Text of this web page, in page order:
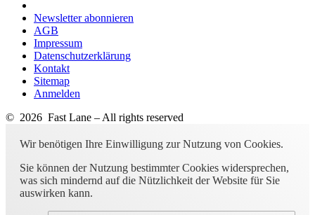
Newsletter abonnieren
AGB
Impressum
Datenschutzerklärung
Kontakt
Sitemap
Anmelden
© 2026 Fast Lane – All rights reserved
Wir benötigen Ihre Einwilligung zur Nutzung von Cookies.
Sie können der Nutzung bestimmter Cookies widersprechen,
was sich mindernd auf die Nützlichkeit der Website für Sie
auswirken kann.